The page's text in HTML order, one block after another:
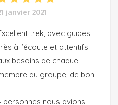
janvier 2021
trek, avec guides
à l’écoute et attentifs
besoins de chaque
du groupe, de bon
nous avions